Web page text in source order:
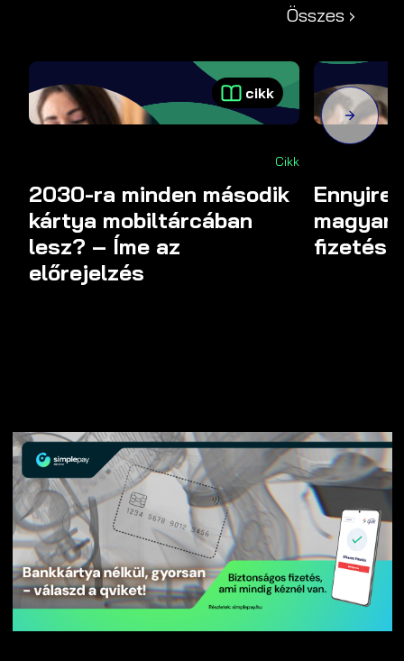
Összes ›
cikk
Cikk
2030-ra minden második
kártya mobiltárcában
lesz? – Íme az
előrejelzés
Ennyire